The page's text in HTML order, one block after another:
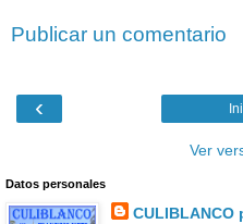
Publicar un comentario
‹
Ver
Datos personales
CULIBLANCO